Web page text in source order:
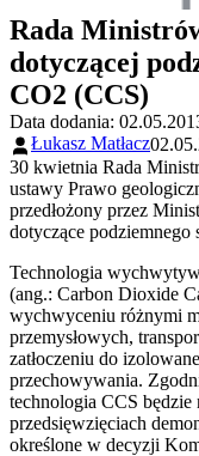
Rada
dotyczącej
CO2 (CCS)
Data dodania:
Łukasz Matłacz
30 kwietnia Rada
ustawy Prawo
przedłożony przez
dotyczące podziemnego
Technologia
(ang.: Carbon Dioxide
wychwyceniu różnymi
przemysłowych,
zatłoczeniu do
przechowywania.
technologia CCS będzie
przedsięwzięciach
określone w decyzji